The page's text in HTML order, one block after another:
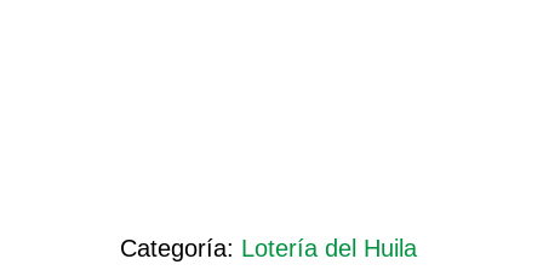
Categoría: Lotería del Huila